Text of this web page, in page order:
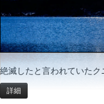
絶滅したと言われていたク
詳細